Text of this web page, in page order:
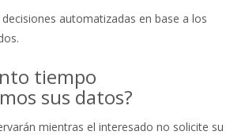
automatizadas en base a los
tiempo
sus datos?
mientras el interesado no solicite su